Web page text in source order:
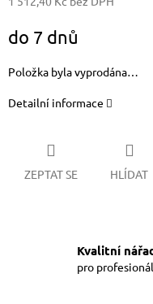
cena:
do 7 dnů
Položka byla vyprodána…
Detailní informace
ZEPTAT SE HLÍDAT
Kvalitní
pro